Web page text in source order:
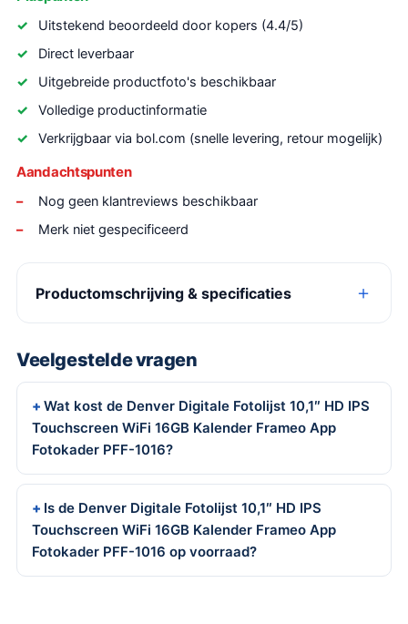
Uitstekend beoordeeld door kopers (4.4/5)
Direct leverbaar
Uitgebreide productfoto's beschikbaar
Volledige productinformatie
Verkrijgbaar via bol.com (snelle levering, retour mogelijk)
Aandachtspunten
Nog geen klantreviews beschikbaar
Merk niet gespecificeerd
Productomschrijving & specificaties
Veelgestelde vragen
Wat kost de Denver Digitale Fotolijst 10,1″ HD IPS
Touchscreen WiFi 16GB Kalender Frameo App
Fotokader PFF-1016?
Is de Denver Digitale Fotolijst 10,1″ HD IPS
Touchscreen WiFi 16GB Kalender Frameo App
Fotokader PFF-1016 op voorraad?